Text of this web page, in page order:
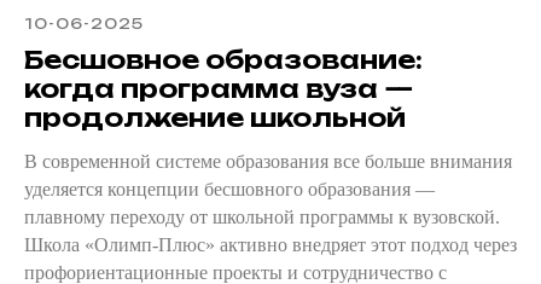
10-06-2025
Бесшовное образование:
когда программа вуза —
продолжение школьной
В современной системе образования все больше внимания
уделяется концепции бесшовного образования —
плавному переходу от школьной программы к вузовской.
Школа «Олимп-Плюс» активно внедряет этот подход через
профориентационные проекты и сотрудничество с